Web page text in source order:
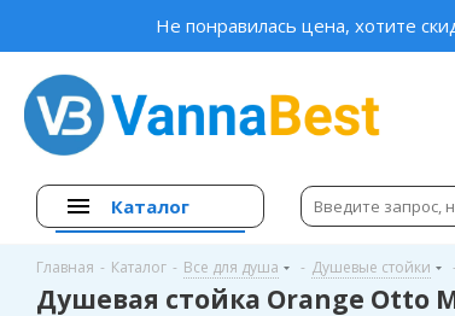
Не понравилась цена, хотите
Каталог
Главная - Каталог - Все для душа - Душевые стойки
Душевая стойка Orange Otto